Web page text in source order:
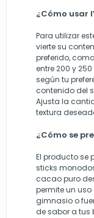
¿Cómo usar
Para utilizar
vierte su
preferido,
entre 200 y
según tu
contenido del
Ajusta la
textura
¿Cómo se
El producto se
sticks
cacao puro
permite un
gimnasio o
de sabor a tus